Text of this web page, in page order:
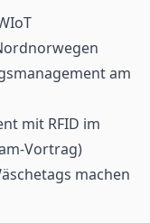
am
mit RFID im
Vortrag)
machen